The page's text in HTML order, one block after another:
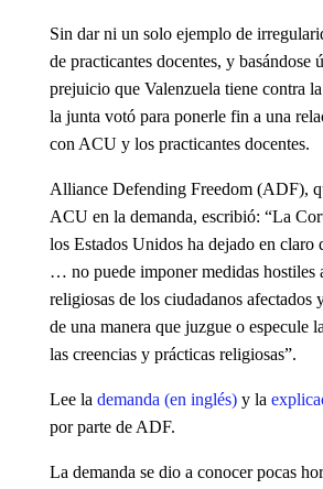
Sin dar ni un solo ejemplo de
de practicantes docentes, y basándose
prejuicio que Valenzuela tiene contra
la junta votó para ponerle fin a una
con ACU y los practicantes docentes.
Alliance Defending Freedom (ADF),
ACU en la demanda, escribió: “La
los Estados Unidos ha dejado en claro
… no puede imponer medidas hostiles
religiosas de los ciudadanos afectados
de una manera que juzgue o especule
las creencias y prácticas religiosas”.
Lee la demanda (en inglés)y la
por parte de ADF.
La demanda se dio a conocer pocas